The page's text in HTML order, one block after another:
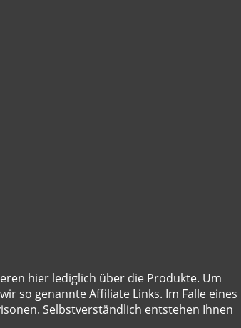
hier lediglich über die Produkte. Um
so genannte Affiliate Links. Im Falle eines
Selbstverständlich entstehen Ihnen